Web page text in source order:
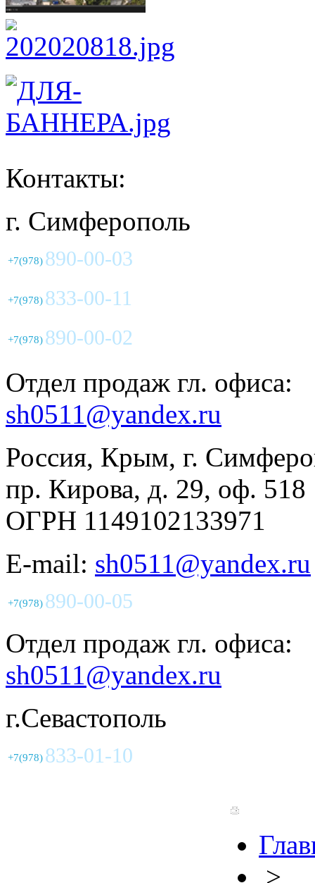
Контакты:
г. Симферополь
+7(978) 890-00-03
+7(978) 833-00-11
+7(978) 890-00-02
Отдел продаж гл. офиса:
sh0511@yandex.ru
Россия, Крым, г.
пр. Кирова, д. 29, оф. 518
ОГРН 1149102133971
E-mail: sh0511@yandex.ru
+7(978) 890-00-05
Отдел продаж гл. офиса:
sh0511@yandex.ru
г.Севастополь
+7(978) 833-01-10
>